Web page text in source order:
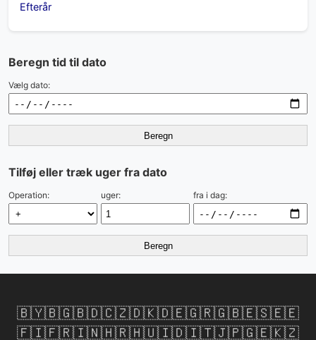
Efterår
Beregn tid til dato
Vælg dato:
Beregn
Tilføj eller træk uger fra dato
Operation: uger: fra i dag:
Beregn
🇧🇾🇧🇬🇧🇩🇨🇿🇩🇰🇩🇪🇬🇷🇬🇧🇪🇸🇪🇪
🇫🇮🇫🇷🇮🇳🇭🇷🇭🇺🇮🇩🇮🇹🇯🇵🇬🇪🇰🇿